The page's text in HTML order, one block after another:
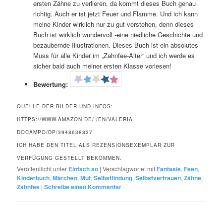
ersten Zähne zu verlieren, da kommt dieses Buch genau
richtig. Auch er ist jetzt Feuer und Flamme. Und ich kann
meine Kinder wirklich nur zu gut verstehen, denn dieses
Buch ist wirklich wundervoll -eine niedliche Geschichte und
bezaubernde Illustrationen. Dieses Buch ist ein absolutes
Muss für alle Kinder im „Zahnfee-Alter“ und ich werde es
sicher bald auch meiner ersten Klasse vorlesen!
Bewertung:
QUELLE DER BILDER UND INFOS:
HTTPS://WWW.AMAZON.DE/-/EN/VALERIA-
DOCAMPO/DP/3948638837
ICH HABE DEN TITEL ALS REZENSIONSEXEMPLAR ZUR
VERFÜGUNG GESTELLT BEKOMMEN.
Veröffentlicht unter Einfach so |Verschlagwortet mit Fantasie, Feen,
Kinderbuch,Märchen,Mut,Selbstfindung,Selbstvertrauen,Zähne,
Zahnfee |Schreibe einen Kommentar